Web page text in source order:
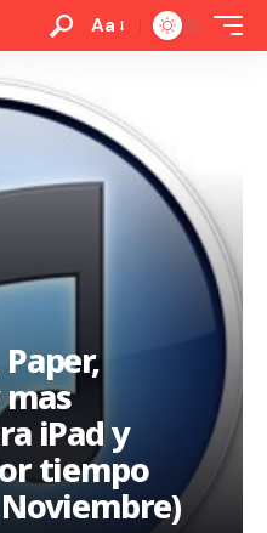
Aa
iPad y
tiempo